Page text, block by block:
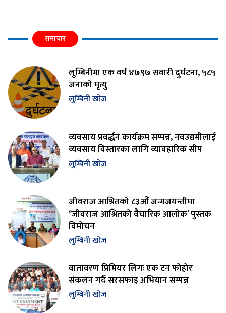
समाचार
लुम्बिनीमा एक वर्ष ४७९७ सवारी दुर्घटना, ५८५
जनाको मृत्यु
लुम्बिनी खोज
व्यवसाय प्रवर्द्धन कार्यक्रम सम्पन्न, नवउद्यमीलाई
व्यवसाय विस्तारका लागि व्यावहारिक सीप
लुम्बिनी खोज
जीवराज आश्रितको ८३औँ जन्मजयन्तीमा
‘जीवराज आश्रितको वैचारिक आलोक’ पुस्तक
विमोचन
लुम्बिनी खोज
वातावरण प्रिमियर लिगः एक टन फोहोर
संकलन गर्दै सरसफाइ अभियान सम्पन्न
लुम्बिनी खोज